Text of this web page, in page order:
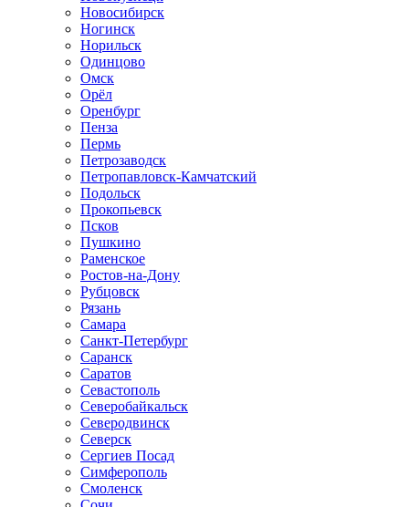
Новосибирск
Ногинск
Норильск
Одинцово
Омск
Орёл
Оренбург
Пенза
Пермь
Петрозаводск
Петропавловск-Камчатский
Подольск
Прокопьевск
Псков
Пушкино
Раменское
Ростов-на-Дону
Рубцовск
Рязань
Самара
Санкт-Петербург
Саранск
Саратов
Севастополь
Северобайкальск
Северодвинск
Северск
Сергиев Посад
Симферополь
Смоленск